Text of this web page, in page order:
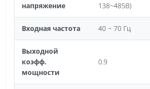
напряжение
138~485В)
Входная частота 40 ~ 70 Гц
Выходной
коэфф.
мощности
0.9